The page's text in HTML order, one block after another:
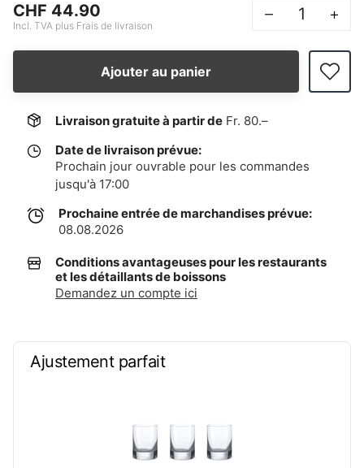
CHF 44.90
Incl. TVA plus Frais de livraison
– +
Ajouter au panier
Livraison gratuite à partir de Fr. 80.–
Date de livraison prévue:
Prochain jour ouvrable pour les commandes
jusqu'à 17:00
Prochaine entrée de marchandises prévue:
08.08.2026
Conditions avantageuses pour les restaurants
et les détaillants de boissons
Demandez un compte ici
Ajustement parfait